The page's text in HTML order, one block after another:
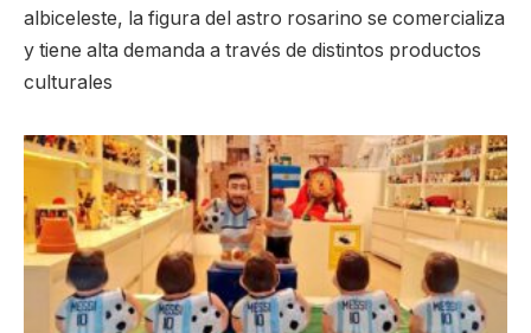
albiceleste, la figura del astro rosarino se comercializa
y tiene alta demanda a través de distintos productos
culturales